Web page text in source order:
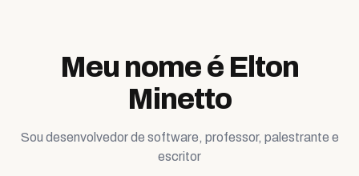
Meu nome é Elton
Minetto
Sou desenvolvedor de software, professor, palestrante e
escritor